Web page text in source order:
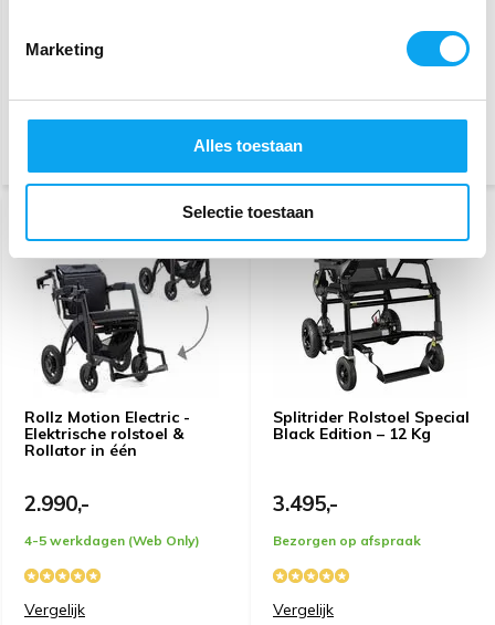
Marketing
Alles toestaan
Selectie toestaan
1.999,-1.899,-
Bezorgen op afspraak Tijdelijk uitverkocht
Rollz Motion Electric -
Elektrische rolstoel &
Rollator in één
2.990,-
4-5 werkdagen (Web Only)
Vergelijk
Splitrider Rolstoel Special
Black Edition – 12 Kg
MET MAGNEET
CONNECTOR
3.495,-
Bezorgen op afspraak
Vergelijk